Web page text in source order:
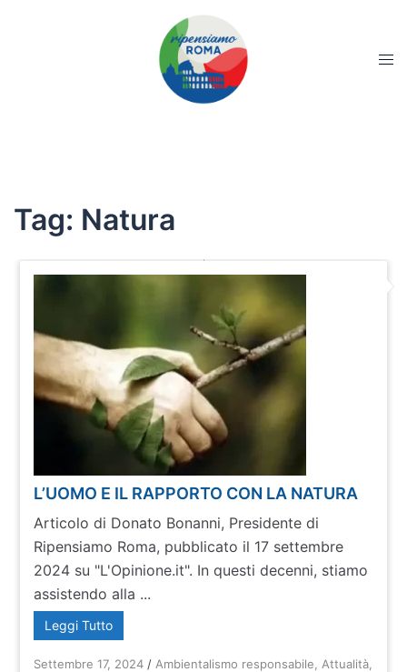
Tag: Natura
L’UOMO E IL RAPPORTO CON LA NATURA
Articolo di Donato Bonanni, Presidente di
Ripensiamo Roma, pubblicato il 17 settembre
2024 su "L'Opinione.it". In questi decenni, stiamo
assistendo alla ...
Leggi Tutto
Settembre 17, 2024 / Ambientalismo responsabile Attualità